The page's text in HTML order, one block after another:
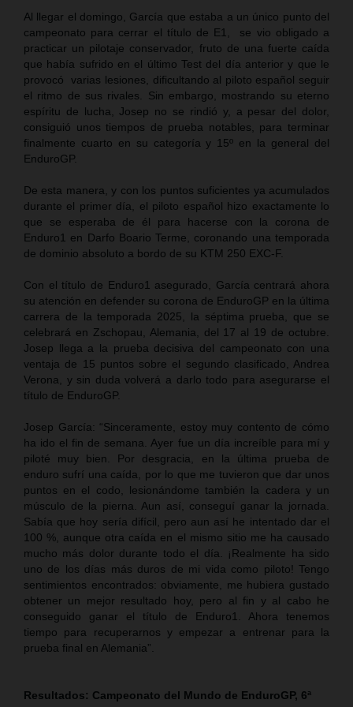
Al llegar el domingo, García que estaba a un único punto del
campeonato para cerrar el título de E1, se vio obligado a
practicar un pilotaje conservador, fruto de una fuerte caída
que había sufrido en el último Test del día anterior y que le
provocó varias lesiones, dificultando al piloto español seguir
el ritmo de sus rivales. Sin embargo, mostrando su eterno
espíritu de lucha, Josep no se rindió y, a pesar del dolor,
consiguió unos tiempos de prueba notables, para terminar
finalmente cuarto en su categoría y 15º en la general del
EnduroGP.
De esta manera, y con los puntos suficientes ya acumulados
durante el primer día, el piloto español hizo exactamente lo
que se esperaba de él para hacerse con la corona de
Enduro1 en Darfo Boario Terme, coronando una temporada
de dominio absoluto a bordo de su KTM 250 EXC-F.
Con el título de Enduro1 asegurado, García centrará ahora
su atención en defender su corona de EnduroGP en la última
carrera de la temporada 2025, la séptima prueba, que se
celebrará en Zschopau, Alemania, del 17 al 19 de octubre.
Josep llega a la prueba decisiva del campeonato con una
ventaja de 15 puntos sobre el segundo clasificado, Andrea
Verona, y sin duda volverá a darlo todo para asegurarse el
título de EnduroGP.
Josep García: “Sinceramente, estoy muy contento de cómo
ha ido el fin de semana. Ayer fue un día increíble para mí y
piloté muy bien. Por desgracia, en la última prueba de
enduro sufrí una caída, por lo que me tuvieron que dar unos
puntos en el codo, lesionándome también la cadera y un
músculo de la pierna. Aun así, conseguí ganar la jornada.
Sabía que hoy sería difícil, pero aun así he intentado dar el
100 %, aunque otra caída en el mismo sitio me ha causado
mucho más dolor durante todo el día. ¡Realmente ha sido
uno de los días más duros de mi vida como piloto! Tengo
sentimientos encontrados: obviamente, me hubiera gustado
obtener un mejor resultado hoy, pero al fin y al cabo he
conseguido ganar el título de Enduro1. Ahora tenemos
tiempo para recuperarnos y empezar a entrenar para la
prueba final en Alemania”.
Resultados: Campeonato del Mundo de EnduroGP, 6ª